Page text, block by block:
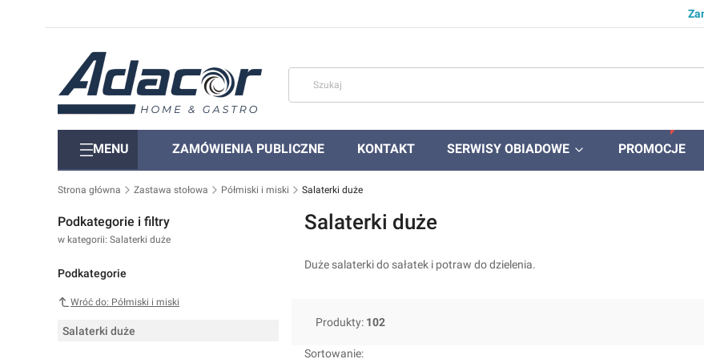
MENU ZAMÓWIENIA PUBLICZNE KONTAKT SERWISY OBIADOWE PROMOCJE
Strona główna Zastawa stołowa Półmiski i miski Salaterki duże
Podkategorie i filtry
w kategorii: Salaterki duże
Podkategorie
Wróć do: Półmiski i miski
Salaterki duże
Salaterki duże
Duże salaterki do sałatek i potraw do dzielenia.
Produkty: 102
Sortowanie: